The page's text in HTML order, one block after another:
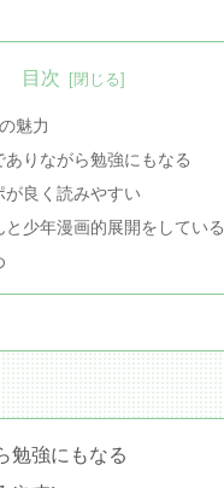
目次
魅力
ありながら勉強にもなる
が良く読みやすい
と少年漫画的展開をしている
勉強にもなる